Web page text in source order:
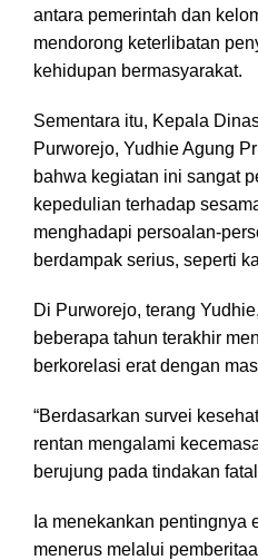
antara pemerintah dan
mendorong keterlibatan
kehidupan bermasyarakat.
Sementara itu, Kepala
Purworejo, Yudhie Agung
bahwa kegiatan ini sangat
kepedulian terhadap
menghadapi persoalan-
berdampak serius, seperti
Di Purworejo, terang
beberapa tahun terakhir
berkorelasi erat dengan
“Berdasarkan survei
rentan mengalami
berujung pada tindakan
Ia menekankan pentingnya
menerus melalui